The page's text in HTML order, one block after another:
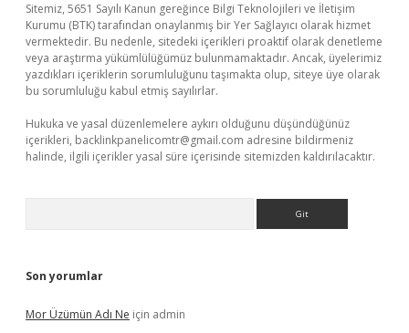
Sitemiz, 5651 Sayılı Kanun gereğince Bilgi Teknolojileri ve İletişim
Kurumu (BTK) tarafından onaylanmış bir Yer Sağlayıcı olarak hizmet
vermektedir. Bu nedenle, sitedeki içerikleri proaktif olarak denetleme
veya araştırma yükümlülüğümüz bulunmamaktadır. Ancak, üyelerimiz
yazdıkları içeriklerin sorumluluğunu taşımakta olup, siteye üye olarak
bu sorumluluğu kabul etmiş sayılırlar.
Hukuka ve yasal düzenlemelere aykırı olduğunu düşündüğünüz
içerikleri, backlinkpanelicomtr@gmail.com adresine bildirmeniz
halinde, ilgili içerikler yasal süre içerisinde sitemizden kaldırılacaktır.
Son yorumlar
Mor Üzümün Adı Ne için admin